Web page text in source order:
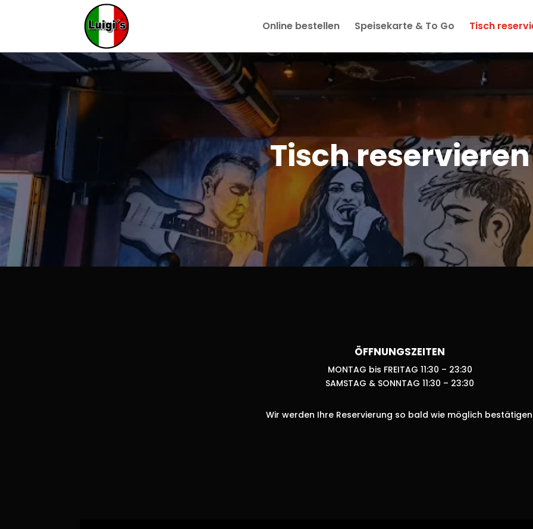
Online bestellen Speisekarte & To Go Tisch
Tisch reservieren
ÖFFNUNGSZEITEN
MONTAG bis FREITAG 11:30 – 23:30
SAMSTAG & SONNTAG 11:30 – 23:30
Wir werden Ihre Reservierung so bald wie möglich